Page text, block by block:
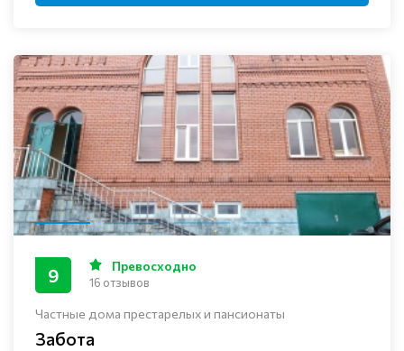
Частные дома престарелых и пансионаты
Забота
9 Превосходно
16 отзывов